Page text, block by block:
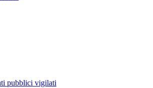
pubblici vigilati